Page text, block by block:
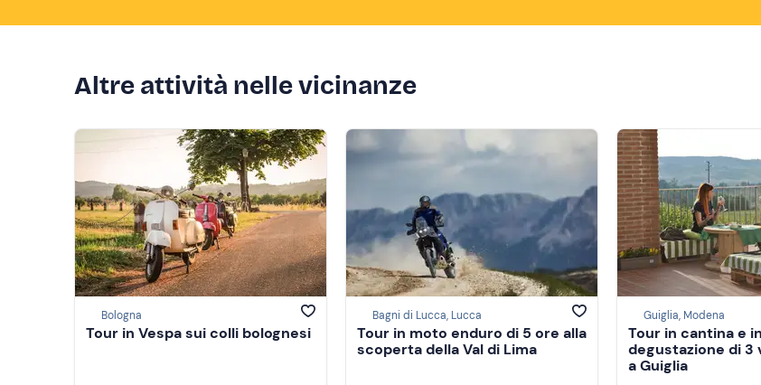
Altre attività nelle vicinanze
Bologna
Tour in Vespa sui colli bolognesi
Bagni di Lucca, Lucca
Tour in moto enduro di 5 ore alla
scoperta della Val di Lima
Guiglia, Modena
Tour in cantina e
degustazione di 3
a Guiglia